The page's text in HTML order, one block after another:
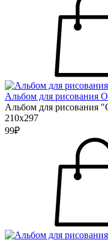
Альбом для рисования
Альбом для рисования
210х297
99₽